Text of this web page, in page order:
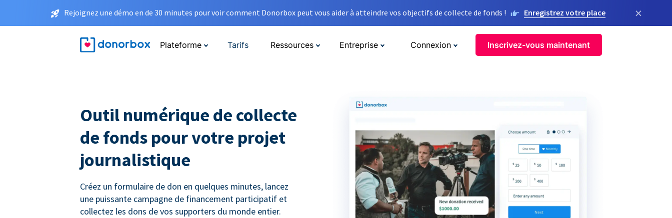
Rejoignez une démo en de 30 minutes pour voir comment Donorbox peut vous aider à atteindre vos objectifs de collecte de fonds ! Enregistrez votre place ×
Plateforme Tarifs Ressources Entreprise Connexion Inscrivez-vous maintenant
Outil numérique de collecte
de fonds pour votre projet
journalistique
Créez un formulaire de don en quelques minutes, lancez
une puissante campagne de financement participatif et
collectez les dons de vos supporters du monde entier.